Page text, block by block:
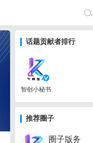
话题贡献者排行
智创小秘书
推荐圈子
圈子版务